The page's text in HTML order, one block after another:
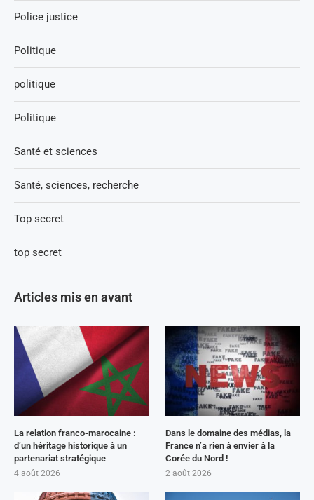
Police justice
Politique
politique
Politique
Santé et sciences
Santé, sciences, recherche
Top secret
top secret
Articles mis en avant
La relation franco-marocaine :
d’un héritage historique à un
partenariat stratégique
4 août 2026
Dans le domaine des médias, la
France n’a rien à envier à la
Corée du Nord !
2 août 2026